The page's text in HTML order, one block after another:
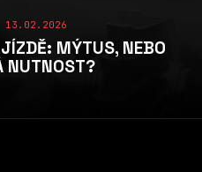
13.02.2026
MÝTUS, NEBO
NUTNOST?